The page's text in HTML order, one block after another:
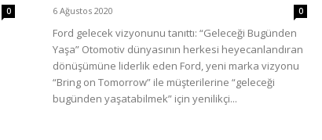
0 6 Ağustos 2020 0
Ford gelecek vizyonunu tanıttı: “Geleceği Bugünden
Yaşa” Otomotiv dünyasının herkesi heyecanlandıran
dönüşümüne liderlik eden Ford, yeni marka vizyonu
“Bring on Tomorrow” ile müşterilerine “geleceği
bugünden yaşatabilmek” için yenilikçi...